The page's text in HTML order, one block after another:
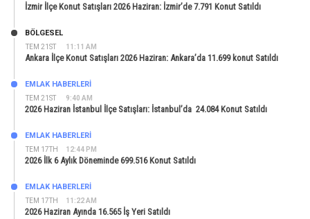
İzmir İlçe Konut Satışları 2026 Haziran: İzmir’de 7.791 Konut Satıldı
TEM 21ST 11:11 AM
BÖLGESEL
Ankara İlçe Konut Satışları 2026 Haziran: Ankara’da 11.699 konut Satıldı
TEM 21ST 9:40 AM
EMLAK HABERLERI
2026 Haziran İstanbul İlçe Satışları: İstanbul’da 24.084 Konut Satıldı
TEM 17TH 12:44 PM
EMLAK HABERLERI
2026 İlk 6 Aylık Döneminde 699.516 Konut Satıldı
TEM 17TH 11:22 AM
EMLAK HABERLERI
2026 Haziran Ayında 16.565 İş Yeri Satıldı